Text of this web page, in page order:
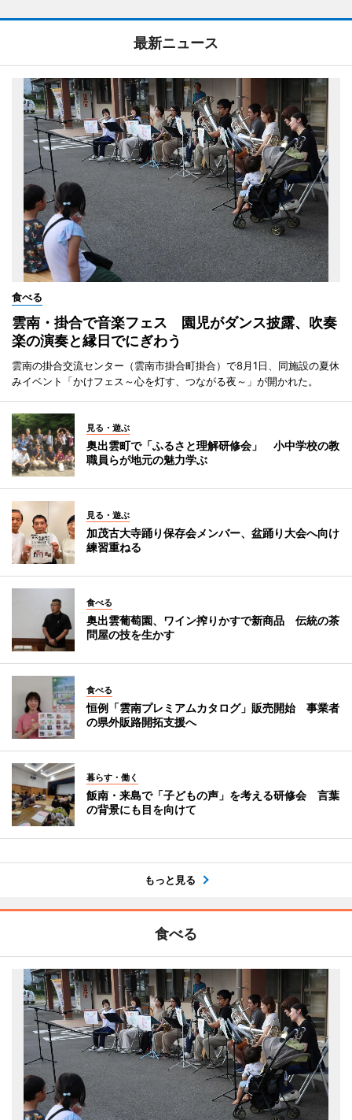
最新ニュース
食べる
雲南・掛合で音楽フェス 園児がダンス披露、吹奏
楽の演奏と縁日でにぎわう
雲南の掛合交流センター（雲南市掛合町掛合）で8月1日、同施設の夏休
みイベント「かけフェス～心を灯す、つながる夜～」が開かれた。
見る・遊ぶ
奥出雲町で「ふるさと理解研修会」 小中学校の教
職員らが地元の魅力学ぶ
見る・遊ぶ
加茂古大寺踊り保存会メンバー、盆踊り大会へ向け
練習重ねる
食べる
奥出雲葡萄園、ワイン搾りかすで新商品 伝統の茶
問屋の技を生かす
食べる
恒例「雲南プレミアムカタログ」販売開始 事業者
の県外販路開拓支援へ
暮らす・働く
飯南・来島で「子どもの声」を考える研修会 言葉
の背景にも目を向けて
もっと見る
食べる